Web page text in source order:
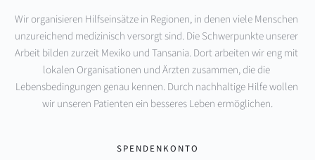
Wir organisieren Hilfseinsätze in Regionen, in denen viele Menschen
unzureichend medizinisch versorgt sind. Die Schwerpunkte unserer
Arbeit bilden zurzeit Mexiko und Tansania. Dort arbeiten wir eng mit
lokalen Organisationen und Ärzten zusammen, die die
Lebensbedingungen genau kennen. Durch nachhaltige Hilfe wollen
wir unseren Patienten ein besseres Leben ermöglichen.
SPENDENKONTO